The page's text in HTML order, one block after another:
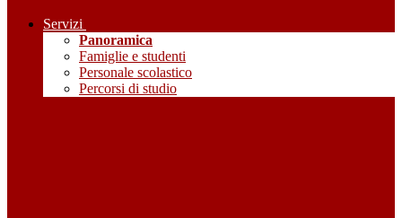
Servizi
Panoramica
Famiglie e studenti
Personale scolastico
Percorsi di studio